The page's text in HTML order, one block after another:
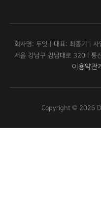
회사명: 두잇 | 대표: 최종기 |
서울 강남구 강남대로 320 |
이용약관
Copyright © 2026